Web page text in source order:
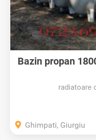
Bazin propan
radiatoare
Ghimpati, Giurgiu